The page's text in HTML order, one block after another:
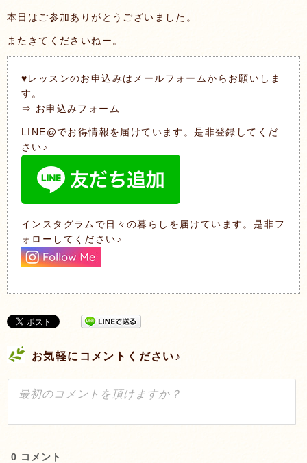
本日はご参加ありがとうございました。
またきてくださいねー。
♥レッスンのお申込みはメールフォームからお願いしま
す。
⇒ お申込みフォーム
LINE@でお得情報を届けています。是非登録してくだ
さい♪
インスタグラムで日々の暮らしを届けています。是非フ
ォローしてください♪
お気軽にコメントください♪
0 コメント